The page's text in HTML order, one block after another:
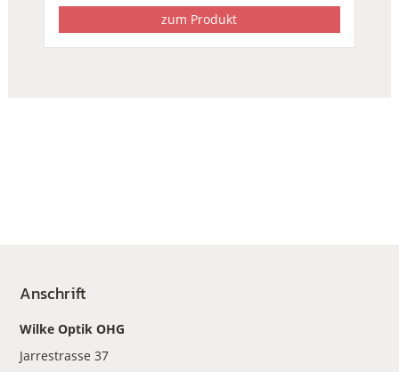
zum Produkt
Anschrift
Wilke Optik OHG
Jarrestrasse 37